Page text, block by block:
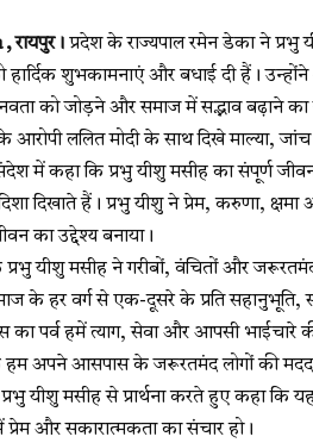
प्रदेश के राज्यपाल रमेन डेका ने
हार्दिक शुभकामनाएं और बधाई दी हैं।
को जोड़ने और समाज में सद्भाव बढ़ाने
ललित मोदी के साथ दिखे माल्या, जांच
में कहा कि प्रभु यीशु मसीह का संपूर्ण
दिखाते हैं। प्रभु यीशु ने प्रेम, करुणा,
का उद्देश्य बनाया।
प्रभु यीशु मसीह ने गरीबों, वंचितों और
के हर वर्ग से एक-दूसरे के प्रति
का पर्व हमें त्याग, सेवा और आपसी
अपने आसपास के जरूरतमंद लोगों की मदद
यीशु मसीह से प्रार्थना करते हुए कहा
और सकारात्मकता का संचार हो।